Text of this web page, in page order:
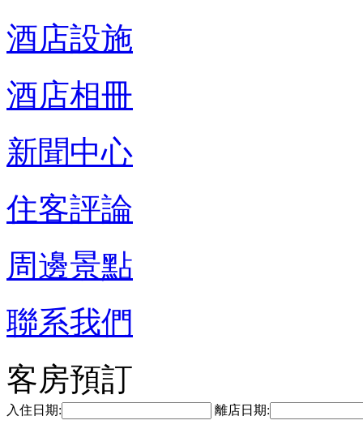
酒店設施
酒店相冊
新聞中心
住客評論
周邊景點
聯系我們
客房預訂
入住日期: 離店日期: